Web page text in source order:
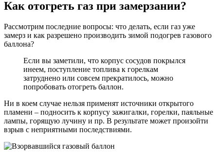
Как отогреть газ при замерзании?
Рассмотрим последние вопросы: что делать, если газ уже
замерз и как разрешено производить зимой подогрев газового
баллона?
Если вы заметили, что корпус сосудов покрылся
инеем, поступление топлива к горелкам
затруднено или совсем прекратилось, можно
попробовать отогреть баллон.
Ни в коем случае нельзя применят источники открытого
пламени – подносить к корпусу зажигалки, горелки, паяльные
лампы, горящую лучину и пр. В результате может произойти
взрыв с неприятными последствиями.